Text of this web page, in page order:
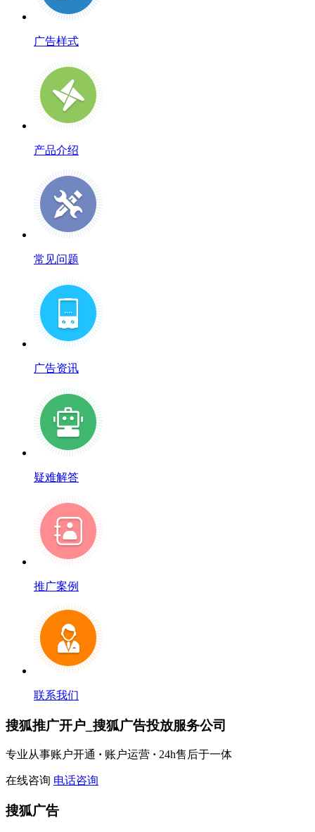
广告样式
产品介绍
常见问题
广告资讯
疑难解答
推广案例
联系我们
搜狐推广开户_搜狐广告投放服务公司
专业从事账户开通 · 账户运营 · 24h售后于一体
在线咨询 电话咨询
搜狐广告